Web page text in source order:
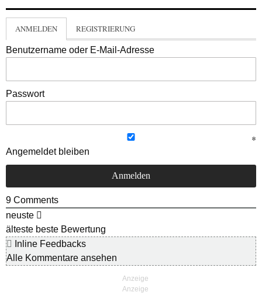
ANMELDEN REGISTRIERUNG
Benutzername oder E-Mail-Adresse
Passwort
Angemeldet bleiben
9 Comments
neuste
älteste beste Bewertung
Inline Feedbacks
Alle Kommentare ansehen